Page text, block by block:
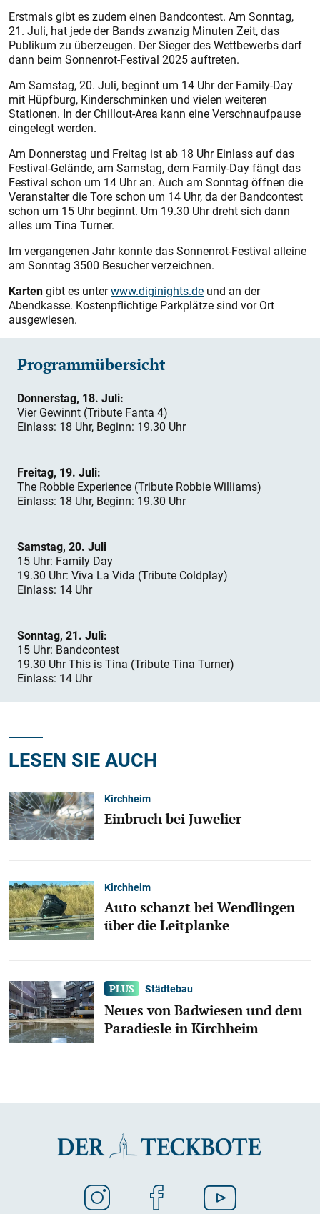
Erstmals gibt es zudem einen Bandcontest. Am Sonntag,
21. Juli, hat jede der Bands zwanzig Minuten Zeit, das
Publikum zu überzeugen. Der Sieger des Wettbewerbs darf
dann beim Sonnenrot-Festival 2025 auftreten.
Am Samstag, 20. Juli, beginnt um 14 Uhr der Family-Day
mit Hüpfburg, Kinderschminken und vielen weiteren
Stationen. In der Chillout-Area kann eine Verschnaufpause
eingelegt werden.
Am Donnerstag und Freitag ist ab 18 Uhr Einlass auf das
Festival-Gelände, am Samstag, dem Family-Day fängt das
Festival schon um 14 Uhr an. Auch am Sonntag öffnen die
Veranstalter die Tore schon um 14 Uhr, da der Bandcontest
schon um 15 Uhr beginnt. Um 19.30 Uhr dreht sich dann
alles um Tina Turner.
Im vergangenen Jahr konnte das Sonnenrot-Festival alleine
am Sonntag 3500 Besucher verzeichnen.
Kartengibt es unterwww.diginights.de und an der
Abendkasse. Kostenpflichtige Parkplätze sind vor Ort
ausgewiesen.
Programmübersicht
Donnerstag, 18. Juli:
Vier Gewinnt (Tribute Fanta 4)
Einlass: 18 Uhr, Beginn: 19.30 Uhr
Freitag, 19. Juli:
The Robbie Experience (Tribute Robbie Williams)
Einlass: 18 Uhr, Beginn: 19.30 Uhr
Samstag, 20. Juli
15 Uhr: Family Day
19.30 Uhr: Viva La Vida (Tribute Coldplay)
Einlass: 14 Uhr
Sonntag, 21. Juli:
15 Uhr: Bandcontest
19.30 Uhr This is Tina (Tribute Tina Turner)
Einlass: 14 Uhr
LESEN SIE AUCH
Kirchheim
Einbruch bei Juwelier
Kirchheim
Auto schanzt bei Wendlingen
über die Leitplanke
Städtebau
Neues von Badwiesen und dem
Paradiesle in Kirchheim